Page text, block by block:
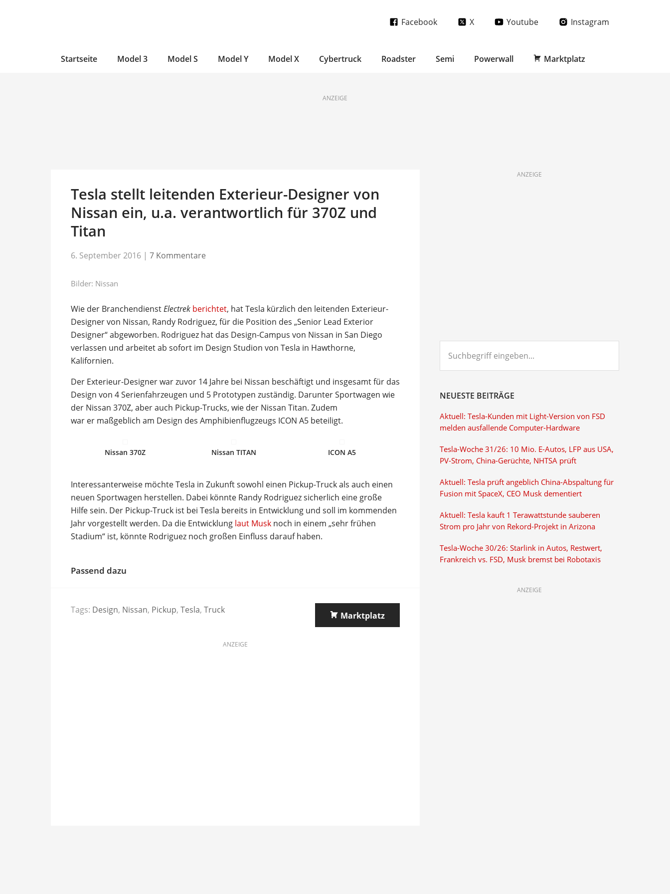
Facebook X Youtube Instagram
Startseite Model 3 Model S Model Y Model X Cybertruck Roadster Semi Powerwall Marktplatz
ANZEIGE
Tesla stellt leitenden Exterieur-Designer von
Nissan ein, u.a. verantwortlich für 370Z und
Titan
6. September 2016 | 7 Kommentare
Bilder: Nissan
Wie der BranchendienstElectrek berichtet, hat Tesla kürzlich den leitenden Exterieur-
Designer von Nissan, Randy Rodriguez, für die Position des „Senior Lead Exterior
Designer“ abgeworben. Rodriguez hat das Design-Campus von Nissan in San Diego
verlassen und arbeitet ab sofort im Design Studion von Tesla in Hawthorne,
Kalifornien.
Der Exterieur-Designer war zuvor 14 Jahre bei Nissan beschäftigt und insgesamt für das
Design von 4 Serienfahrzeugen und 5 Prototypen zuständig. Darunter Sportwagen wie
der Nissan 370Z, aber auch Pickup-Trucks, wie der Nissan Titan. Zudem
war er maßgeblich am Design des Amphibienflugzeugs ICON A5 beteiligt.
Nissan 370Z Nissan TITAN ICON A5
Interessanterweise möchte Tesla in Zukunft sowohl einen Pickup-Truck als auch einen
neuen Sportwagen herstellen. Dabei könnte Randy Rodriguez sicherlich eine große
Hilfe sein. Der Pickup-Truck ist bei Tesla bereits in Entwicklung und soll im kommenden
Jahr vorgestellt werden. Da die Entwicklung laut Musk noch in einem „sehr frühen
Stadium“ ist, könnte Rodriguez noch großen Einfluss darauf haben.
Passend dazu
Tags: Design, Nissan, Pickup, Tesla, Truck
Marktplatz
ANZEIGE
ANZEIGE
eingeben...
NEUESTE BEITRÄGE
Aktuell: Tesla-Kunden mit Light-Version von FSD
melden ausfallende Computer-Hardware
Tesla-Woche 31/26: 10 Mio. E-Autos, LFP aus USA,
PV-Strom, China-Gerüchte, NHTSA prüft
Aktuell: Tesla prüft angeblich China-Abspaltung für
Fusion mit SpaceX, CEO Musk dementiert
Aktuell: Tesla kauft 1 Terawattstunde sauberen
Strom pro Jahr von Rekord-Projekt in Arizona
Tesla-Woche 30/26: Starlink in Autos, Restwert,
Frankreich vs. FSD, Musk bremst bei Robotaxis
ANZEIGE